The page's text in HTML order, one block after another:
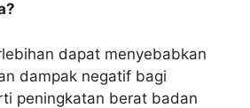
dapat menyebabkan
dampak negatif bagi
peningkatan berat badan